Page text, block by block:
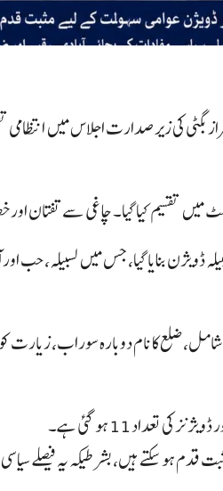
بگٹی کی زیر صدارت اجلاس میں
ڈویژن بنایا گیا، جس میں
ضلع کا نام دوبارہ سوراب، زیارت کو
ہو سکتے ہیں، بشرطیکہ یہ فیصلے